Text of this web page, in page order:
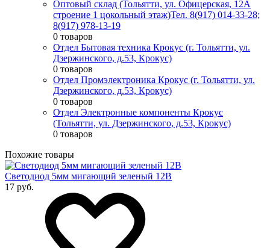
Оптовый склад (Тольятти, ул. Офицерская, 12А
строение 1 цокольный этаж)Тел. 8(917) 014-33-28;
8(917) 978-13-19
0 товаров
Отдел Бытовая техника Крокус (г. Тольятти, ул.
Дзержинского, д.53, Крокус)
0 товаров
Отдел Промэлектроника Крокус (г. Тольятти, ул.
Дзержинского, д.53, Крокус)
0 товаров
Отдел Электронные компоненты Крокус
(Тольятти, ул. Дзержинского, д.53, Крокус)
0 товаров
Похожие товары
Светодиод 5мм мигающий зеленый 12В
17 руб.